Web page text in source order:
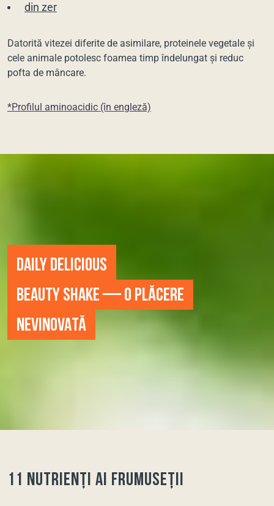
din zer
Datorită vitezei diferite de asimilare, proteinele vegetale și
cele animale potolesc foamea timp îndelungat și reduc
pofta de mâncare.
*Profilul aminoacidic (în engleză)
DAILY DELICIOUS
BEAUTY SHAKE — O PLĂCERE
NEVINOVATĂ
11 NUTRIENȚI AI FRUMUSEȚII